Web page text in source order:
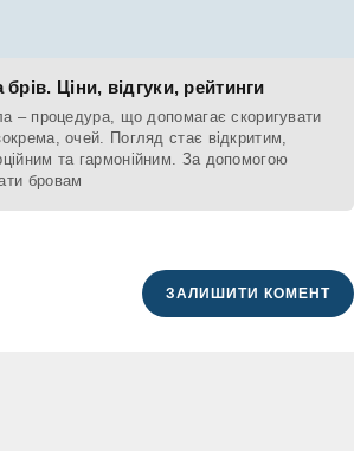
Ціни, відгуки, рейтинги
– процедура, що допомагає скоригувати
очей. Погляд стає відкритим,
та гармонійним. За допомогою
бровам
ЗАЛИШИТИ КОМЕНТ